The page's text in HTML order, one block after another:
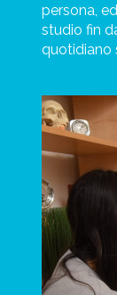
persona,
studio fin
quotidiano